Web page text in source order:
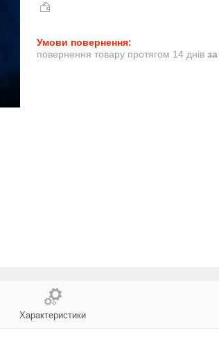
повернення товару протягом 14 днів
Характеристики